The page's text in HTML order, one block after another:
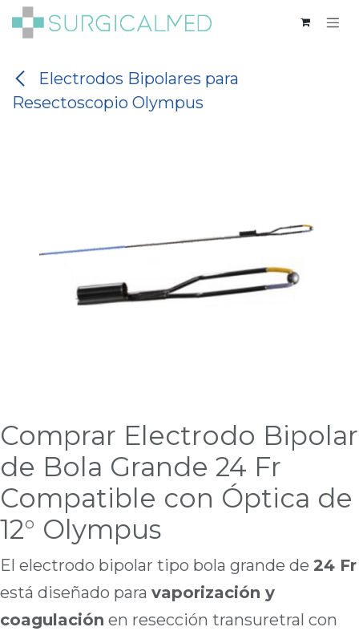
Ir al contenido
Electrodos Bipolares para
Resectoscopio Olympus
Comprar Electrodo Bipolar
de Bola Grande 24 Fr
Compatible con Óptica de
12° Olympus
El electrodo bipolar tipo bola grande de 24 Fr
está diseñado para vaporización y
coagulación en resección transuretral con